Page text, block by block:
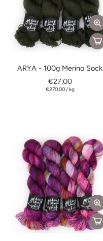
ARYA - 100g Merino Sock
€27,00
€270,00/kg